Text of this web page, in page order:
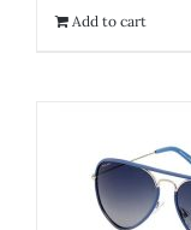
Add to cart